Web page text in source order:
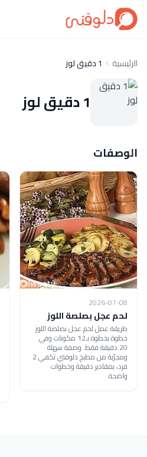
الرئيسية 1 دقيق لوز
1 دقيق لوز
الوصفات
2026-07-08
لحم عجل بصلصة اللوز
طريقة عمل لحم عجل بصلصة اللوز
خطوة بخطوة بـ12 مكونات وفي
20 دقيقة فقط. وصفة سهلة
ومجرّبة من مطبخ دلوقتي تكفي 2
فرد، بمقادير دقيقة وخطوات
واضحة.